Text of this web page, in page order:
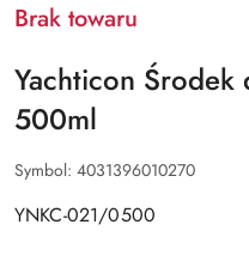
Brak towaru
Yachticon Środek
500ml
Symbol: 4031396010270
YNKC-021/0500